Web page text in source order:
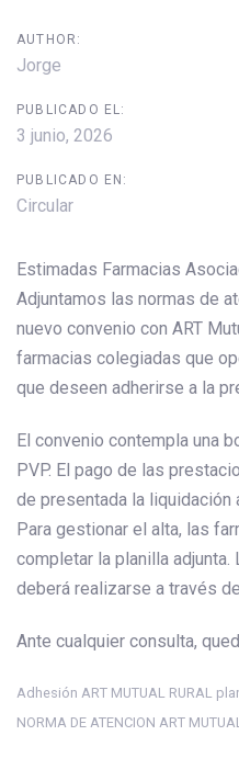
AUTHOR:
Jorge
PUBLICADO EL:
3 junio, 2026
PUBLICADO EN:
Circular
Estimadas Farmacias
Adjuntamos las normas de
nuevo convenio con ART
farmacias colegiadas que
que deseen adherirse a la
El convenio contempla una
PVP. El pago de las
de presentada la liquidación
Para gestionar el alta, las
completar la planilla
deberá realizarse a través
Ante cualquier consulta,
Adhesión ART MUTUAL RURAL
NORMA DE ATENCION ART